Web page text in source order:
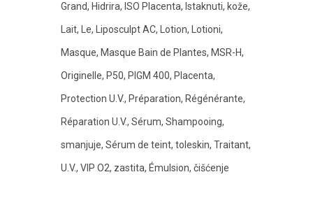
Grand Hidrira ISO Placenta Istaknuti kože
Lait Le Liposculpt AC Lotion Lotioni
Masque Masque Bain de Plantes MSR-H
Originelle P50 PIGM 400 Placenta
Protection U.V. Préparation Régénérante
Réparation U.V. Sérum Shampooing
smanjuje Sérum de teint toleskin Traitant
U.V. VIP O2 zastita Émulsion čišćenje